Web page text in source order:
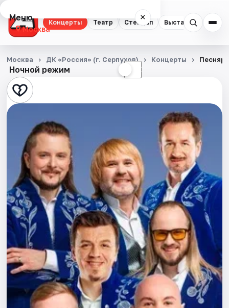
Концерты Театр Стендап Выставки
Меню ×
Москва
Концерты
Театр
Стендап
Выставки
Квесты
Экскурсии
Спорт
События
Города
Площадки
Артисты
Ночной режим ☾
Москва ДК «Россия» (г. Серпухов) Концерты